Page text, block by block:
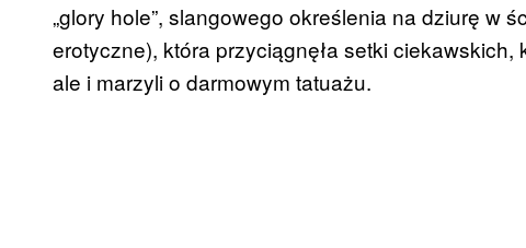
„glory hole”, slangowego określenia na dziurę w
erotyczne), która przyciągnęła setki
ale i marzyli o darmowym tatuażu.